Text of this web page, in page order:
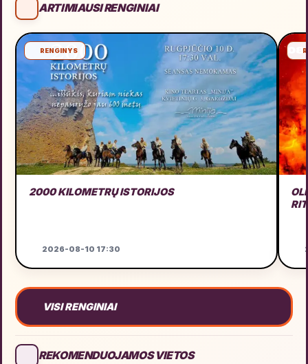
ARTIMIAUSI RENGINIAI
RENGINYS
2000 KILOMETRŲ ISTORIJOS
2026-08-10 17:30
VISI RENGINIAI
REKOMENDUOJAMOS VIETOS